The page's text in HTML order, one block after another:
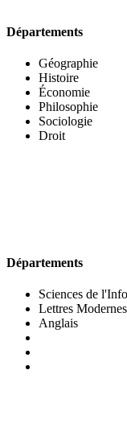
Départements
Géographie
Histoire
Économie
Philosophie
Sociologie
Droit
Départements
Sciences de
Lettres Modernes
Anglais